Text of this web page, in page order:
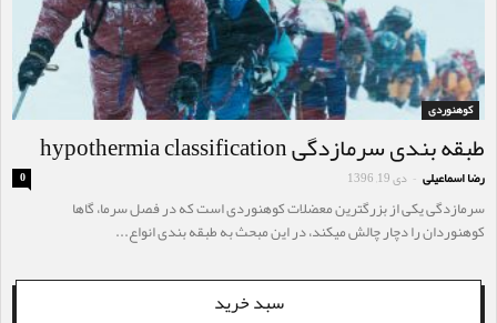
کوهنوردی
طبقه بندی سرمازدگی hypothermia classification
رضا اسماعیلی - دی 19, 1396 0
سرمازدگی یکی از بزرگترین معضلات کوهنوردی است که در فصل سرما، گاها
کوهنوردان را دچار چالش میکند، در این مبحث به طبقه بندی انواع...
سبد خرید